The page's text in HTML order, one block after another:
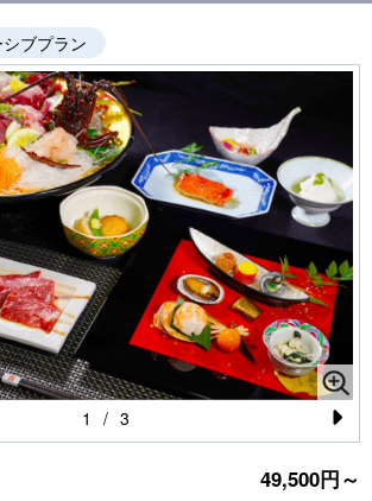
ブプラン
N
e
1 / 3
49,500円～